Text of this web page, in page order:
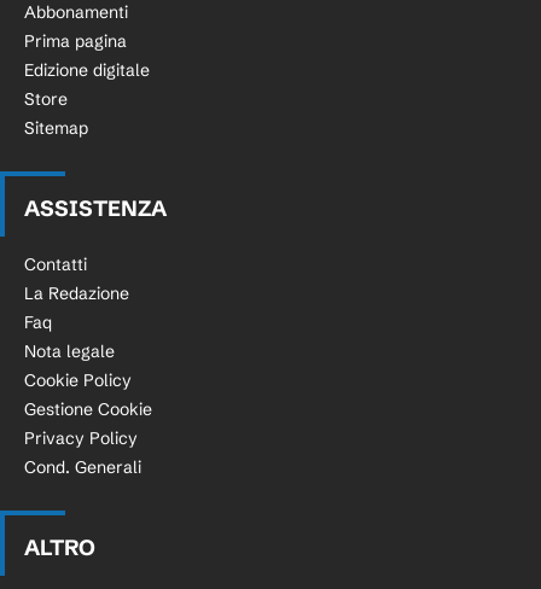
Abbonamenti
Prima pagina
Edizione digitale
Store
Sitemap
ASSISTENZA
Contatti
La Redazione
Faq
Nota legale
Cookie Policy
Gestione Cookie
Privacy Policy
Cond. Generali
ALTRO